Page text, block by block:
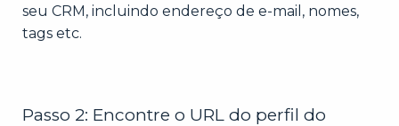
seu CRM, incluindo endereço de e-mail, nomes,
tags etc.
Passo 2: Encontre o URL do perfil do